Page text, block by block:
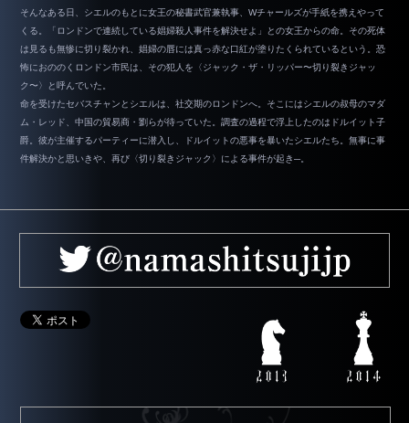
そんなある日、シエルのもとに女王の秘書武官兼執事、Wチャールズが手紙を携えやって
くる。「ロンドンで連続している娼婦殺人事件を解決せよ」との女王からの命。その死体
は見るも無惨に切り裂かれ、娼婦の唇には真っ赤な口紅が塗りたくられているという。恐
怖におののくロンドン市民は、その犯人を〈ジャック・ザ・リッパー〜切り裂きジャッ
ク〜〉と呼んでいた。
命を受けたセバスチャンとシエルは、社交期のロンドンへ。そこにはシエルの叔母のマダ
ム・レッド、中国の貿易商・劉らが待っていた。調査の過程で浮上したのはドルイット子
爵。彼が主催するパーティーに潜入し、ドルイットの悪事を暴いたシエルたち。無事に事
件解決かと思いきや、再び〈切り裂きジャック〉による事件が起き─。